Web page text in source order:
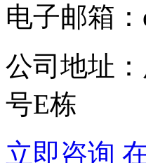
电子邮箱：
公司地址
号E栋
立即咨询